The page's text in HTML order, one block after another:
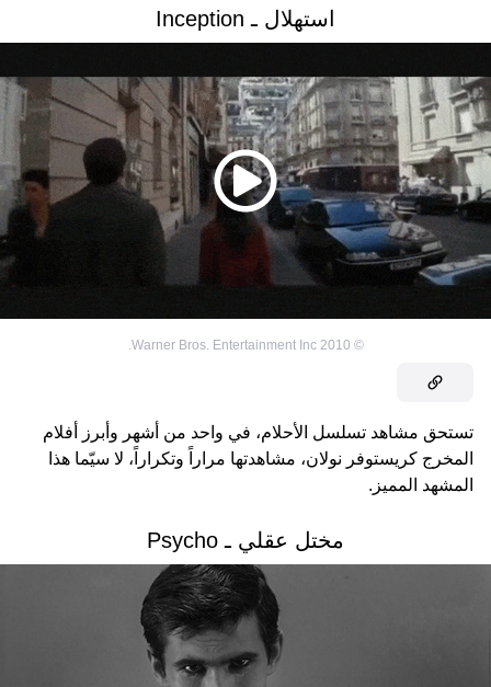
استهلال ـ Inception
©
2010 Warner Bros. Entertainment Inc.
تستحق مشاهد تسلسل الأحلام، في واحد من أشهر وأبرز أفلام
المخرج كريستوفر نولان، مشاهدتها مراراً وتكراراً، لا سيّما هذا
المشهد المميز.
مختل عقلي ـ Psycho